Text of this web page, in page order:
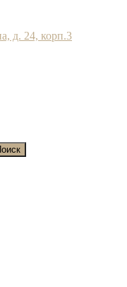
д. 24, корп.3